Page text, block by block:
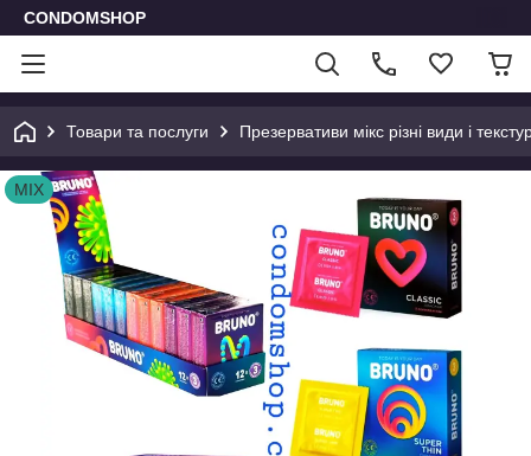
CONDOMSHOP
Товари та послуги Презервативи мікс різні види і
MIX